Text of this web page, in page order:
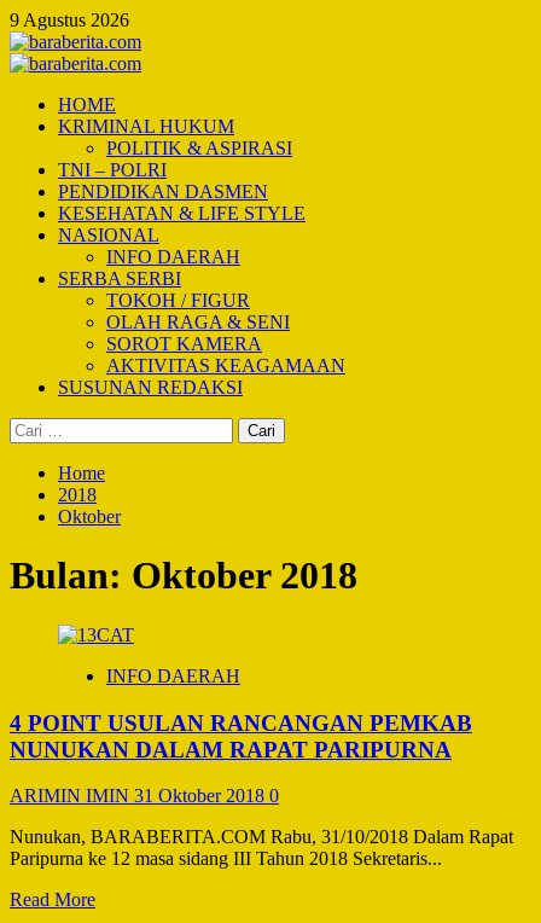
Skip
to
content
9 Agustus 2026
Primary
HOME
KRIMINAL HUKUM
POLITIK & ASPIRASI
TNI – POLRI
PENDIDIKAN DASMEN
KESEHATAN & LIFE STYLE
NASIONAL
INFO DAERAH
SERBA SERBI
TOKOH / FIGUR
OLAH RAGA & SENI
SOROT KAMERA
AKTIVITAS KEAGAMAAN
SUSUNAN REDAKSI
Cari
untuk:
Home
2018
Oktober
Bulan: Oktober 2018
INFO DAERAH
4 POINT USULAN RANCANGAN PEMKAB
NUNUKAN DALAM RAPAT PARIPURNA
ARIMIN IMIN 31 Oktober 2018 0
Nunukan, BARABERITA.COM Rabu, 31/10/2018 Dalam Rapat
Paripurna ke 12 masa sidang III Tahun 2018 Sekretaris...
Read MoreRead